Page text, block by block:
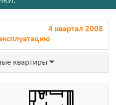
4 квартал 2008
квартиры